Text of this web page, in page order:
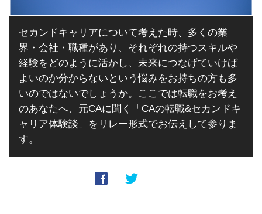
セカンドキャリアについて考えた時、多くの業
界・会社・職種があり、それぞれの持つスキルや
経験をどのように活かし、未来につなげていけば
よいのか分からないという悩みをお持ちの方も多
いのではないでしょうか。ここでは転職をお考え
のあなたへ、元CAに聞く「CAの転職&セカンドキ
ャリア体験談」をリレー形式でお伝えして参りま
す。